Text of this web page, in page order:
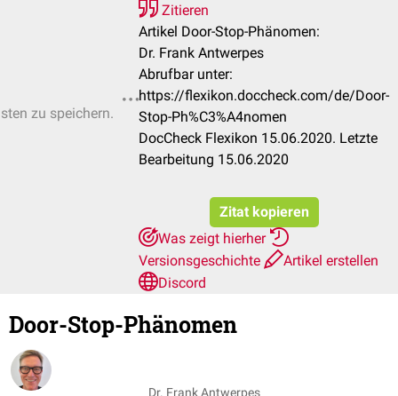
zu speichern.
Zitieren
Artikel Door-Stop-Phänomen:
Dr. Frank Antwerpes
Abrufbar unter:
https://flexikon.doccheck.com/de/Door-
Stop-Ph%C3%A4nomen
DocCheck Flexikon 15.06.2020. Letzte
Bearbeitung 15.06.2020
Zitat kopieren
Was zeigt hierher
Versionsgeschichte
Artikel erstellen
Discord
Door-Stop-Phänomen
Dr. Frank Antwerpes